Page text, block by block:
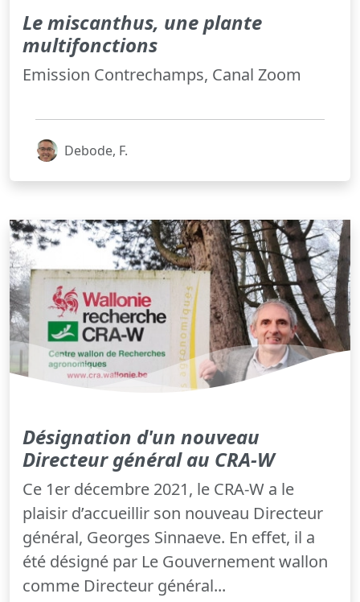
Le miscanthus, une plante
multifonctions
Emission Contrechamps, Canal Zoom
Debode, F.
Désignation d'un nouveau
Directeur général au CRA-W
Ce 1er décembre 2021, le CRA-W a le
plaisir d’accueillir son nouveau Directeur
général, Georges Sinnaeve. En effet, il a
été désigné par Le Gouvernement wallon
comme Directeur général...